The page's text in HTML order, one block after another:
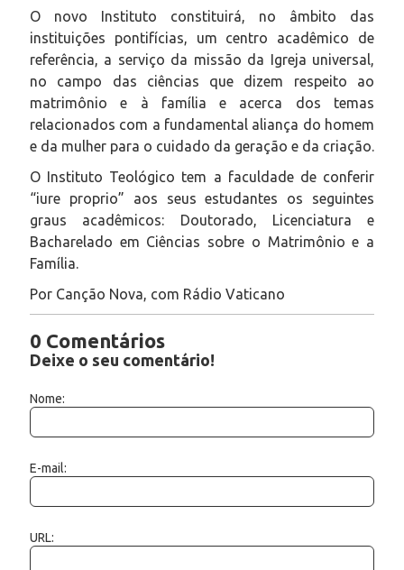
O novo Instituto constituirá, no âmbito das
instituições pontifícias, um centro acadêmico de
referência, a serviço da missão da Igreja universal,
no campo das ciências que dizem respeito ao
matrimônio e à família e acerca dos temas
relacionados com a fundamental aliança do homem
e da mulher para o cuidado da geração e da criação.
O Instituto Teológico tem a faculdade de conferir
“iure proprio” aos seus estudantes os seguintes
graus acadêmicos: Doutorado, Licenciatura e
Bacharelado em Ciências sobre o Matrimônio e a
Família.
Por Canção Nova, com Rádio Vaticano
0 Comentários
Deixe o seu comentário!
Nome:
E-mail:
URL: